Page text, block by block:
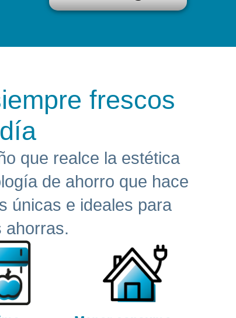
frescos
que realce la estética
de ahorro que hace
únicas e ideales para
ahorras.